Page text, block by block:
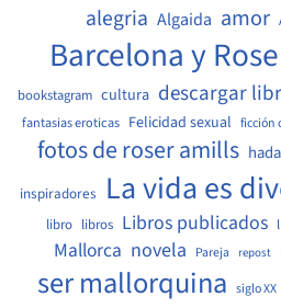
alegria Algaida amor
Barcelona y
bookstagram cultura descargar
fantasias eroticas Felicidad sexual ficción
fotos de roser amills
inspiradores La vida es
libro libros Libros publicados
Mallorca novela Pareja repost
ser mallorquina siglo XX